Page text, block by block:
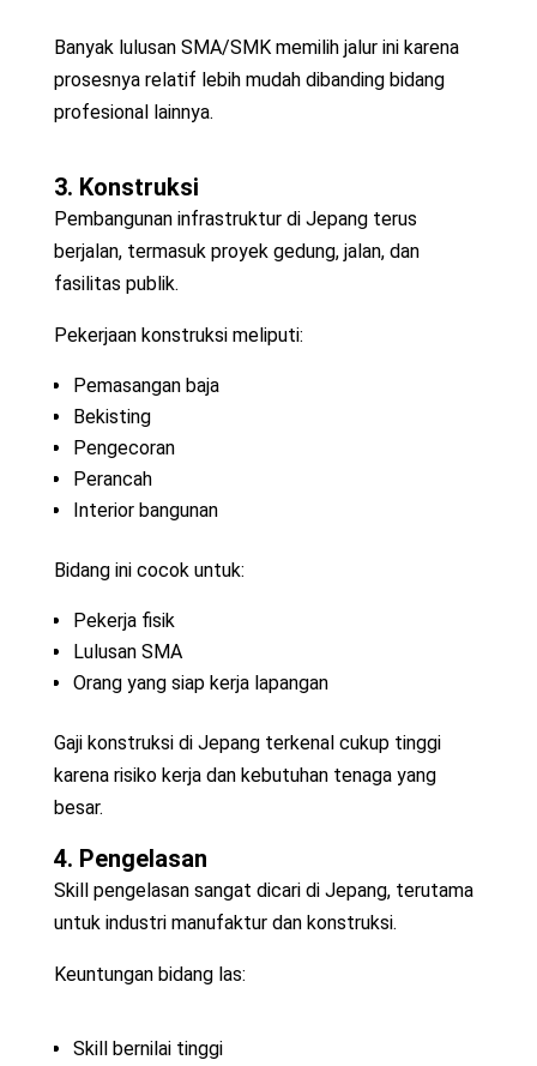
Banyak lulusan SMA/SMK memilih jalur ini karena
prosesnya relatif lebih mudah dibanding bidang
profesional lainnya.
3. Konstruksi
Pembangunan infrastruktur di Jepang terus
berjalan, termasuk proyek gedung, jalan, dan
fasilitas publik.
Pekerjaan konstruksi meliputi:
Pemasangan baja
Bekisting
Pengecoran
Perancah
Interior bangunan
Bidang ini cocok untuk:
Pekerja fisik
Lulusan SMA
Orang yang siap kerja lapangan
Gaji konstruksi di Jepang terkenal cukup tinggi
karena risiko kerja dan kebutuhan tenaga yang
besar.
4. Pengelasan
Skill pengelasan sangat dicari di Jepang, terutama
untuk industri manufaktur dan konstruksi.
Keuntungan bidang las:
Skill bernilai tinggi